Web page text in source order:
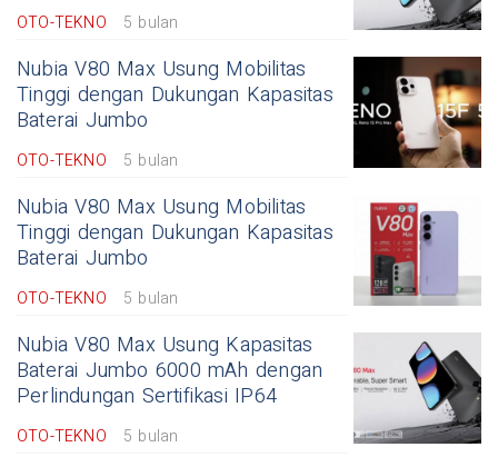
OTO-TEKNO 5 bulan
Nubia V80 Max Usung Mobilitas
Tinggi dengan Dukungan Kapasitas
Baterai Jumbo
OTO-TEKNO 5 bulan
Nubia V80 Max Usung Mobilitas
Tinggi dengan Dukungan Kapasitas
Baterai Jumbo
OTO-TEKNO 5 bulan
Nubia V80 Max Usung Kapasitas
Baterai Jumbo 6000 mAh dengan
Perlindungan Sertifikasi IP64
OTO-TEKNO 5 bulan